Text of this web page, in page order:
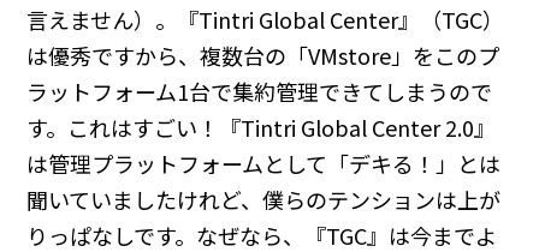
言えません）。『Tintri Global Center』（TGC）
は優秀ですから、複数台の「VMstore」をこのプ
ラットフォーム1台で集約管理できてしまうので
す。これはすごい！『Tintri Global Center 2.0』
は管理プラットフォームとして「デキる！」とは
聞いていましたけれど、僕らのテンションは上が
りっぱなしです。なぜなら、『TGC』は今までよ